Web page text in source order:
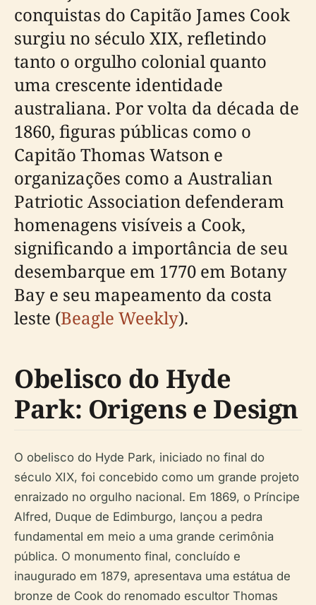
conquistas do Capitão James Cook
surgiu no século XIX, refletindo
tanto o orgulho colonial quanto
uma crescente identidade
australiana. Por volta da década de
1860, figuras públicas como o
Capitão Thomas Watson e
organizações como a Australian
Patriotic Association defenderam
homenagens visíveis a Cook,
significando a importância de seu
desembarque em 1770 em Botany
Bay e seu mapeamento da costa
leste (Beagle Weekly).
Obelisco do Hyde
Park: Origens e Design
O obelisco do Hyde Park, iniciado no final do
século XIX, foi concebido como um grande projeto
enraizado no orgulho nacional. Em 1869, o Príncipe
Alfred, Duque de Edimburgo, lançou a pedra
fundamental em meio a uma grande cerimônia
pública. O monumento final, concluído e
inaugurado em 1879, apresentava uma estátua de
bronze de Cook do renomado escultor Thomas